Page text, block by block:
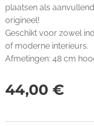
plaatsen als
origineel!
Geschikt voor zowel
of moderne interieurs.
Afmetingen: 48 cm
44,00 €